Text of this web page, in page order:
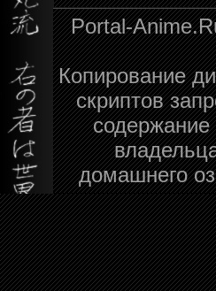
Portal-
Копирование
скриптов
домашнего